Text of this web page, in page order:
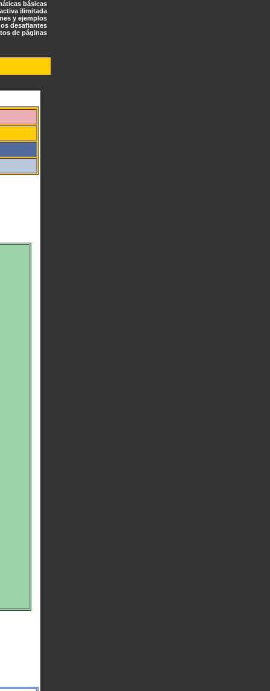
básicas
ilimitada
y ejemplos
desafiantes
de páginas